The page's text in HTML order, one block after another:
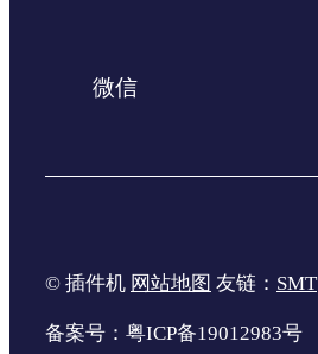
微信
© 插件机 网站地图 友链： SMT
备案号：粤ICP备19012983号